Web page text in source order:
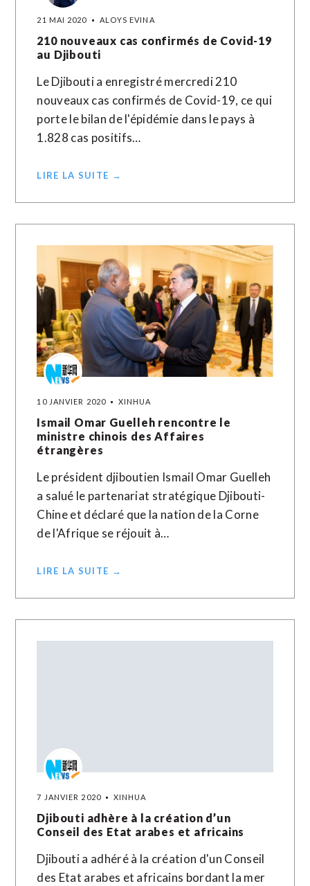
21 MAI 2020 ALOYS EVINA
210 nouveaux cas confirmés de Covid-19
au Djibouti
Le Djibouti a enregistré mercredi 210
nouveaux cas confirmés de Covid-19, ce qui
porte le bilan de l'épidémie dans le pays à
1.828 cas positifs…
LIRE LA SUITE →
10 JANVIER 2020 XINHUA
Ismail Omar Guelleh rencontre le
ministre chinois des Affaires
étrangères
Le président djiboutien Ismail Omar Guelleh
a salué le partenariat stratégique Djibouti-
Chine et déclaré que la nation de la Corne
de l'Afrique se réjouit à…
LIRE LA SUITE →
7 JANVIER 2020 XINHUA
Djibouti adhère à la création d’un
Conseil des Etat arabes et africains
Djibouti a adhéré à la création d'un Conseil
des Etat arabes et africains bordant la mer